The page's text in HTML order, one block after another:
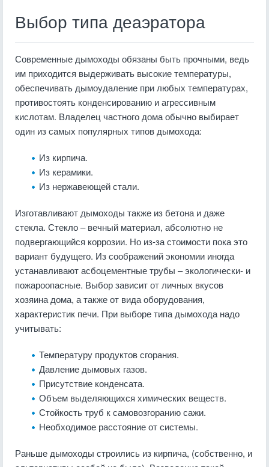
Выбор типа деаэратора
Современные дымоходы обязаны быть прочными, ведь
им приходится выдерживать высокие температуры,
обеспечивать дымоудаление при любых температурах,
противостоять конденсированию и агрессивным
кислотам. Владелец частного дома обычно выбирает
один из самых популярных типов дымохода:
Из кирпича.
Из керамики.
Из нержавеющей стали.
Изготавливают дымоходы также из бетона и даже
стекла. Стекло – вечный материал, абсолютно не
подвергающийся коррозии. Но из-за стоимости пока это
вариант будущего. Из соображений экономии иногда
устанавливают асбоцементные трубы – экологически- и
пожароопасные. Выбор зависит от личных вкусов
хозяина дома, а также от вида оборудования,
характеристик печи. При выборе типа дымохода надо
учитывать:
Температуру продуктов сгорания.
Давление дымовых газов.
Присутствие конденсата.
Объем выделяющихся химических веществ.
Стойкость труб к самовозгоранию сажи.
Необходимое расстояние от системы.
Раньше дымоходы строились из кирпича, (собственно, и